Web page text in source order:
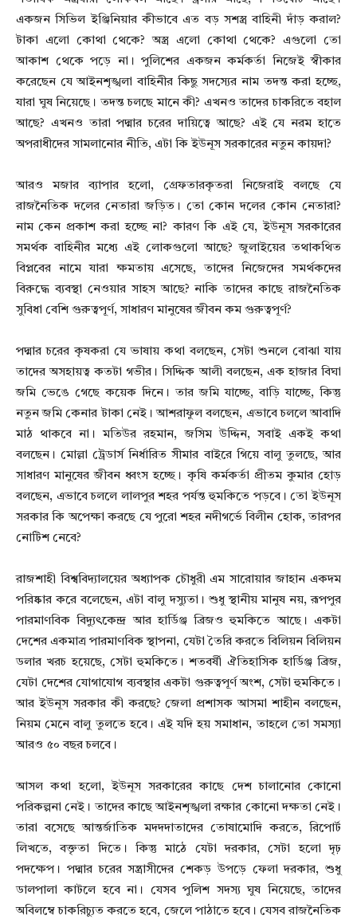
একজন সিভিল ইঞ্জিনিয়ার কীভাবে এত বড় সশস্ত্র বাহিনী দাঁড় করাল?
টাকা এলো কোথা থেকে? অস্ত্র এলো কোথা থেকে? এগুলো তো
আকাশ থেকে পড়ে না। পুলিশের একজন কর্মকর্তা নিজেই স্বীকার
করেছেন যে আইনশৃঙ্খলা বাহিনীর কিছু সদস্যের নাম তদন্ত করা হচ্ছে,
যারা ঘুষ নিয়েছে। তদন্ত চলছে মানে কী? এখনও তাদের চাকরিতে বহাল
আছে? এখনও তারা পদ্মার চরের দায়িত্বে আছে? এই যে নরম হাতে
অপরাধীদের সামলানোর নীতি, এটা কি ইউনূস সরকারের নতুন কায়দা?
আরও মজার ব্যাপার হলো, গ্রেফতারকৃতরা নিজেরাই বলছে যে
রাজনৈতিক দলের নেতারা জড়িত। তো কোন দলের কোন নেতারা?
নাম কেন প্রকাশ করা হচ্ছে না? কারণ কি এই যে, ইউনূস সরকারের
সমর্থক বাহিনীর মধ্যে এই লোকগুলো আছে? জুলাইয়ের তথাকথিত
বিপ্লবের নামে যারা ক্ষমতায় এসেছে, তাদের নিজেদের সমর্থকদের
বিরুদ্ধে ব্যবস্থা নেওয়ার সাহস আছে? নাকি তাদের কাছে রাজনৈতিক
সুবিধা বেশি গুরুত্বপূর্ণ, সাধারণ মানুষের জীবন কম গুরুত্বপূর্ণ?
পদ্মার চরের কৃষকরা যে ভাষায় কথা বলছেন, সেটা শুনলে বোঝা যায়
তাদের অসহায়ত্ব কতটা গভীর। সিদ্দিক আলী বলছেন, এক হাজার বিঘা
জমি ভেঙে গেছে কয়েক দিনে। তার জমি যাচ্ছে, বাড়ি যাচ্ছে, কিন্তু
নতুন জমি কেনার টাকা নেই। আশরাফুল বলছেন, এভাবে চললে আবাদি
মাঠ থাকবে না। মতিউর রহমান, জসিম উদ্দিন, সবাই একই কথা
বলছেন। মোল্লা ট্রেডার্স নির্ধারিত সীমার বাইরে গিয়ে বালু তুলছে, আর
সাধারণ মানুষের জীবন ধ্বংস হচ্ছে। কৃষি কর্মকর্তা প্রীতম কুমার হোড়
বলছেন, এভাবে চললে লালপুর শহর পর্যন্ত হুমকিতে পড়বে। তো ইউনূস
সরকার কি অপেক্ষা করছে যে পুরো শহর নদীগর্ভে বিলীন হোক, তারপর
নোটিশ নেবে?
রাজশাহী বিশ্ববিদ্যালয়ের অধ্যাপক চৌধুরী এম সারোয়ার জাহান একদম
পরিষ্কার করে বলেছেন, এটা বালু দস্যুতা। শুধু স্থানীয় মানুষ নয়, রূপপুর
পারমাণবিক বিদ্যুৎকেন্দ্র আর হার্ডিঞ্জ ব্রিজও হুমকিতে আছে। একটা
দেশের একমাত্র পারমাণবিক স্থাপনা, যেটা তৈরি করতে বিলিয়ন বিলিয়ন
ডলার খরচ হয়েছে, সেটা হুমকিতে। শতবর্ষী ঐতিহাসিক হার্ডিঞ্জ ব্রিজ,
যেটা দেশের যোগাযোগ ব্যবস্থার একটা গুরুত্বপূর্ণ অংশ, সেটা হুমকিতে।
আর ইউনূস সরকার কী করছে? জেলা প্রশাসক আসমা শাহীন বলছেন,
নিয়ম মেনে বালু তুলতে হবে। এই যদি হয় সমাধান, তাহলে তো সমস্যা
আরও ৫০ বছর চলবে।
আসল কথা হলো, ইউনূস সরকারের কাছে দেশ চালানোর কোনো
পরিকল্পনা নেই। তাদের কাছে আইনশৃঙ্খলা রক্ষার কোনো দক্ষতা নেই।
তারা বসেছে আন্তর্জাতিক মদদদাতাদের তোষামোদি করতে, রিপোর্ট
লিখতে, বক্তৃতা দিতে। কিন্তু মাঠে যেটা দরকার, সেটা হলো দৃঢ়
পদক্ষেপ। পদ্মার চরের সন্ত্রাসীদের শেকড় উপড়ে ফেলা দরকার, শুধু
ডালপালা কাটলে হবে না। যেসব পুলিশ সদস্য ঘুষ নিয়েছে, তাদের
অবিলম্বে চাকরিচ্যুত করতে হবে, জেলে পাঠাতে হবে। যেসব রাজনৈতিক